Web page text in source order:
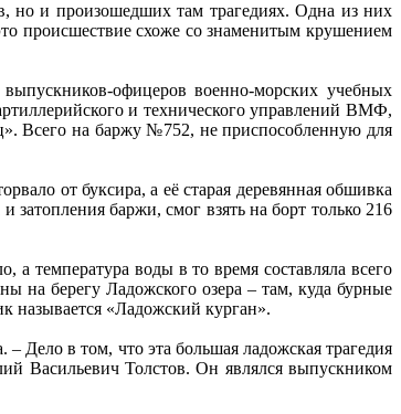
но и произошедших там трагедиях. Одна из них
происшествие схоже со знаменитым крушением
офицеров военно-морских учебных
и технического управлений ВМФ,
Всего на баржу №752, не приспособленную для
от буксира, а её старая деревянная обшивка
баржи, смог взять на борт только 216
температура воды в то время составляла всего
на берегу Ладожского озера – там, куда бурные
называется «Ладожский курган».
Дело в том, что эта большая ладожская трагедия
Васильевич Толстов. Он являлся выпускником